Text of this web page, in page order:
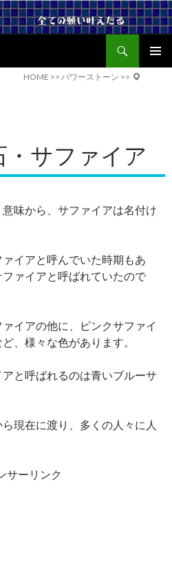
メインメ
HOME >> パワーストーン >>
・サファイア
味から、サファイアは名付け
イアと呼んでいた時期もあ
ァイアと呼ばれていたので
イアの他に、ピンクサファイ
、様々な色があります。
と呼ばれるのは青いブルーサ
現在に渡り、多くの人々に人
サーリンク